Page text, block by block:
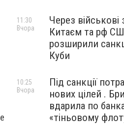
Через військові
Китаєм та рф
розширили
Куби
11:30
Вчора
Під санкції
нових цілей .
вдарила по
«тіньовому
10:25
Вчора